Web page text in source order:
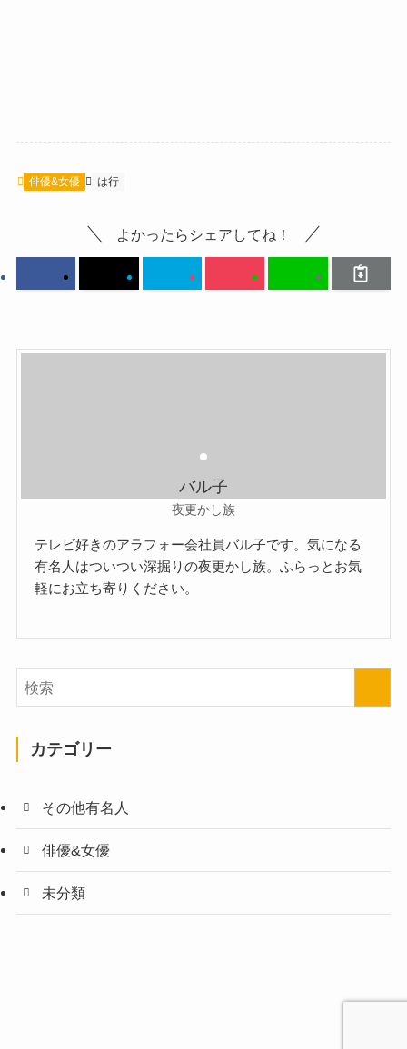
俳優&女優 は行
よかったらシェアしてね！
バル子
夜更かし族
テレビ好きのアラフォー会社員バル子です。気になる
有名人はついつい深掘りの夜更かし族。ふらっとお気
軽にお立ち寄りください。
カテゴリー
その他有名人
俳優&女優
未分類